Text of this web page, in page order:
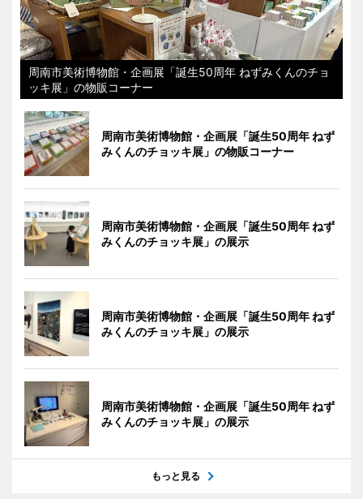
周南市美術博物館・企画展「誕生50周年 ねずみくんのチョ
ッキ展」の物販コーナー
周南市美術博物館・企画展「誕生50周年 ねず
みくんのチョッキ展」の物販コーナー
周南市美術博物館・企画展「誕生50周年 ねず
みくんのチョッキ展」の展示
周南市美術博物館・企画展「誕生50周年 ねず
みくんのチョッキ展」の展示
周南市美術博物館・企画展「誕生50周年 ねず
みくんのチョッキ展」の展示
もっと見る